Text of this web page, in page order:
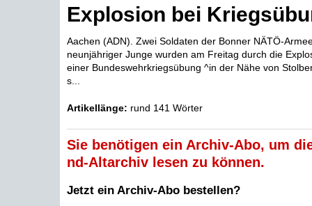
Explosion bei
Aachen (ADN). Zwei Soldaten der Bonner NÄTÖ-
neunjähriger Junge wurden am Freitag durch die
einer Bundeswehrkriegsübung ^in der Nähe von
s...
Artikellänge: rund 141 Wörter
Sie benötigen ein Archiv-Abo, um
nd-Altarchiv lesen zu können.
Jetzt ein Archiv-Abo bestellen?